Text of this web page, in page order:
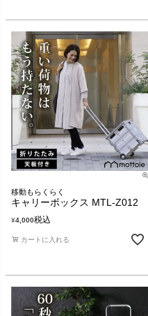
移動もらくらく
キャリーボックス MTL-Z012
¥4,000税込
カートに入れる